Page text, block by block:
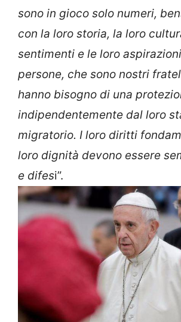
sono in gioco solo numeri,
con la loro storia, la loro
sentimenti e le loro
persone, che sono nostri
hanno bisogno di una
indipendentemente dal loro
migratorio. I loro diritti
loro dignità devono essere
e difesi”.